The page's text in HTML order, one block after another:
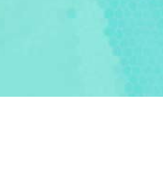
Programação